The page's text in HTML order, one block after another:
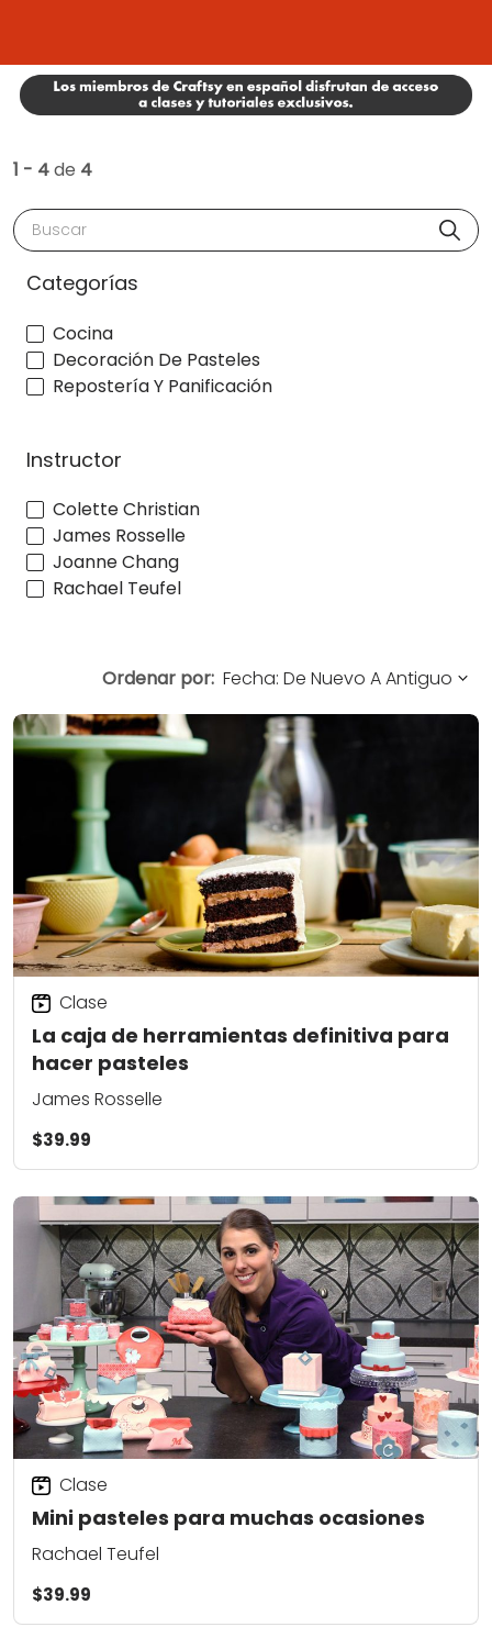
1 - 4de 4
Buscar
Categorías
Cocina
Decoración De Pasteles
Repostería Y Panificación
Instructor
Colette Christian
James Rosselle
Joanne Chang
Rachael Teufel
Ordenar por:
La caja de herramientas definitiva para
hacer pasteles
Clase
James Rosselle
$39.99
Mini pasteles para muchas ocasiones
Clase
Rachael Teufel
$39.99